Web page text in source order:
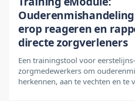
erop reageren en
directe zorgverleners
Een trainingstool voor
zorgmedewerkers om
herkennen, aan te vechten en te